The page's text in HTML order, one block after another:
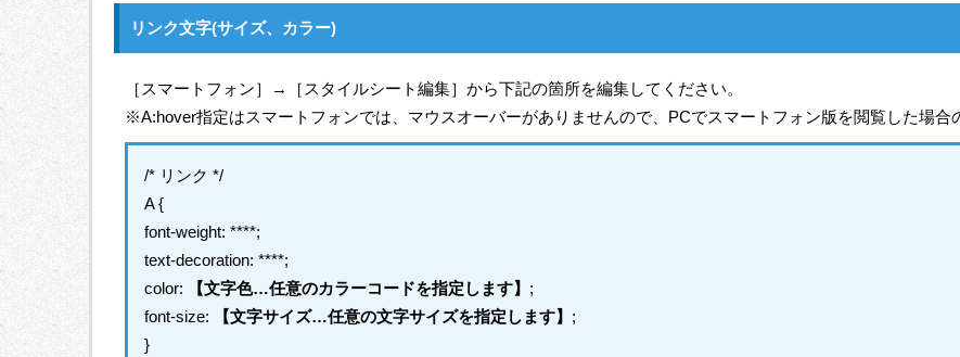
リンク文字(サイズ、カラー)
［スマートフォン］→［スタイルシート編集］から下記の箇所を編集してください。
※A:hover指定はスマートフォンでは、マウスオーバーがありませんので、PCでスマートフォン版を閲覧した場合
/* リンク */
A {
font-weight: ****;
text-decoration: ****;
color:
【文字色…任意のカラーコードを指定します】 ;
font-size:
【文字サイズ…任意の文字サイズを指定します】 ;
}